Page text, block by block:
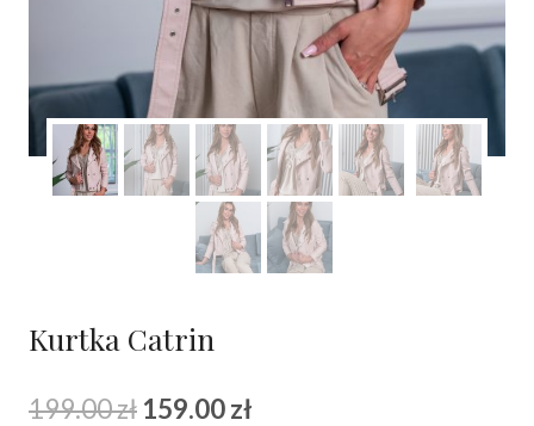
Kurtka Catrin
199.00zł Pierwotna
159.00zł